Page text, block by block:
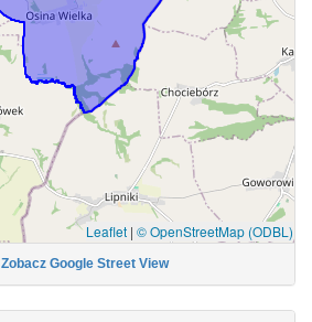
Leaflet | © OpenStreetMap (ODBL)
Zobacz Google Street View